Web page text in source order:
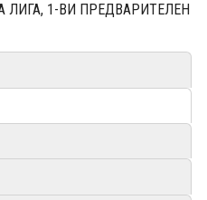
ЛИГА, 1-ВИ ПРЕДВАРИТЕЛЕН